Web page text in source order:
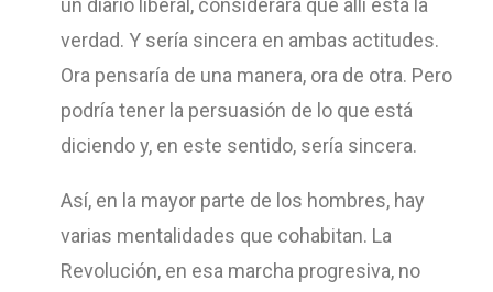
verdad. Y sería sincera en ambas actitudes.
Ora pensaría de una manera, ora de otra. Pero
podría tener la persuasión de lo que está
diciendo y, en este sentido, sería sincera.
Así, en la mayor parte de los hombres, hay
varias mentalidades que cohabitan. La
Revolución, en esa marcha progresiva, no